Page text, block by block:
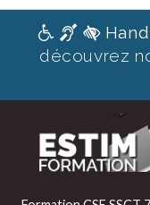
découvrez